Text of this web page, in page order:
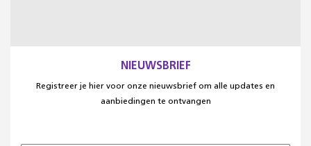
NIEUWSBRIEF
Registreer je hier voor onze nieuwsbrief om alle updates en
aanbiedingen te ontvangen